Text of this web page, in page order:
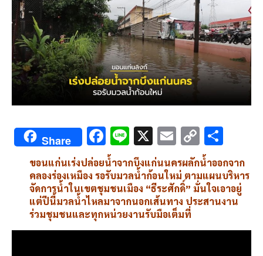
Share F
ac
e
b
o
o
Li
n
e
X E
m
ai
l
C
o
py
Li
n
k
h
ar
e
ขอนแก่นเร่งปล่อยน้ำจากบึงแก่นนครผลักน้ำออกจาก
คลองร่องเหมือง รอรับมวลน้ำก้อนใหม่ ตามแผนบริหาร
จัดการน้ำในเขตชุมชนเมือง “ธีระศักดิ์” มั่นใจเอาอยู่
แต่ปีนี้มวลน้ำไหลมาจากนอกเส้นทาง ประสานงาน
ร่วมชุมชนและทุกหน่วยงานรับมือเต็มที่